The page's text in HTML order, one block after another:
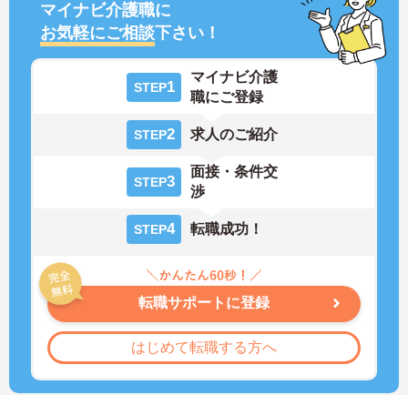
マイナビ介護職に
お気軽にご相談下さい！
STEP1
マイナビ介護
職にご登録
STEP2 求人のご紹介
STEP3
面接・条件交
渉
STEP4 転職成功！
転職サポートに登録
はじめて転職する方へ